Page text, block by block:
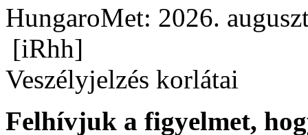
HungaroMet: 2026.
[iRhh]
Veszélyjelzés korlátai
Felhívjuk a figyelmet,